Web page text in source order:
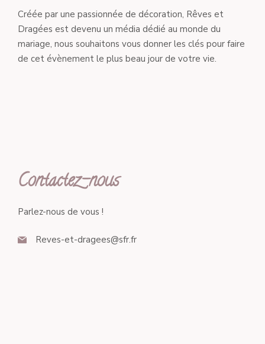
Créée par une passionnée de décoration, Rêves et
Dragées est devenu un média dédié au monde du
mariage, nous souhaitons vous donner les clés pour faire
de cet évènement le plus beau jour de votre vie.
Contactez-nous
Parlez-nous de vous !
Reves-et-dragees@sfr.fr